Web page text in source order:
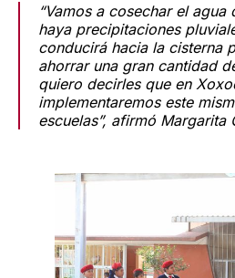
“Vamos a cosechar el
haya precipitaciones
conducirá hacia la cisterna
ahorrar una gran cantidad
quiero decirles que en
implementaremos este
escuelas”, afirmó Margarita